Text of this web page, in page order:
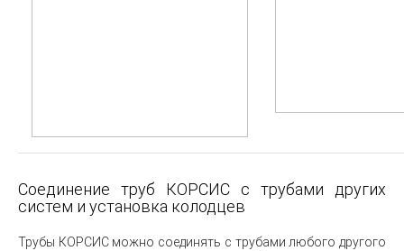
Соединение труб КОРСИС с трубами других
систем и установка колодцев
Трубы КОРСИС можно соединять с трубами любого другого